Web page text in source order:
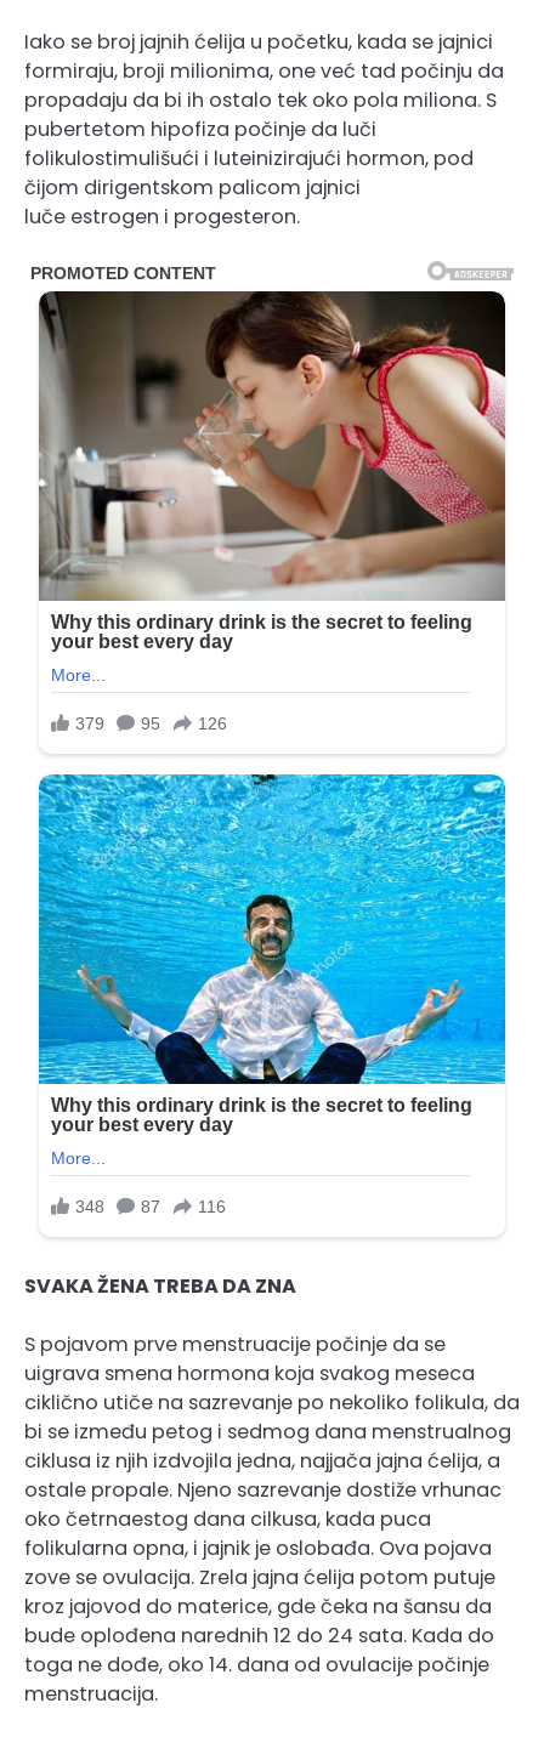
Iako se broj jajnih ćelija u početku, kada se jajnici
formiraju, broji milionima, one već tad počinju da
propadaju da bi ih ostalo tek oko pola miliona. S
pubertetom hipofiza počinje da luči
folikulostimulišući i luteinizirajući hormon, pod
čijom dirigentskom palicom jajnici
luče estrogen i progesteron.
SVAKA ŽENA TREBA DA ZNA
S pojavom prve menstruacije počinje da se
uigrava smena hormona koja svakog meseca
ciklično utiče na sazrevanje po nekoliko folikula, da
bi se između petog i sedmog dana menstrualnog
ciklusa iz njih izdvojila jedna, najjača jajna ćelija, a
ostale propale. Njeno sazrevanje dostiže vrhunac
oko četrnaestog dana cilkusa, kada puca
folikularna opna, i jajnik je oslobađa. Ova pojava
zove se ovulacija. Zrela jajna ćelija potom putuje
kroz jajovod do materice, gde čeka na šansu da
bude oplođena narednih 12 do 24 sata. Kada do
toga ne dođe, oko 14. dana od ovulacije počinje
menstruacija.